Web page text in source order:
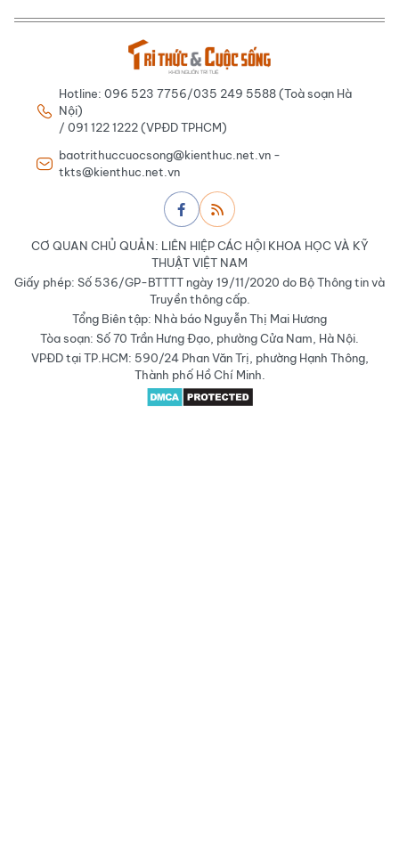
Hotline: 096 523 7756/035 249 5588 (Toà soạn Hà
Nội)
/ 091 122 1222 (VPĐD TPHCM)
baotrithuccuocsong@kienthuc.net.vn -
tkts@kienthuc.net.vn
CƠ QUAN CHỦ QUẢN: LIÊN HIỆP CÁC HỘI KHOA HỌC VÀ KỸ
THUẬT VIỆT NAM
Giấy phép: Số 536/GP-BTTTT ngày 19/11/2020 do Bộ Thông tin và
Truyền thông cấp.
Tổng Biên tập: Nhà báo Nguyễn Thị Mai Hương
Tòa soạn: Số 70 Trần Hưng Đạo, phường Cửa Nam, Hà Nội.
VPĐD tại TP.HCM: 590/24 Phan Văn Trị, phường Hạnh Thông,
Thành phố Hồ Chí Minh.